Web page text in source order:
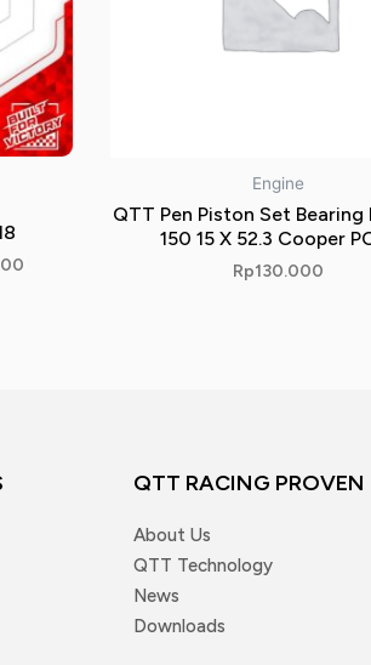
Engine
QTT Pen Piston Set Bearing
150 15 X 52.3 Cooper
Rp130.000
QTT RACING PROVEN
About Us
QTT Technology
News
Downloads